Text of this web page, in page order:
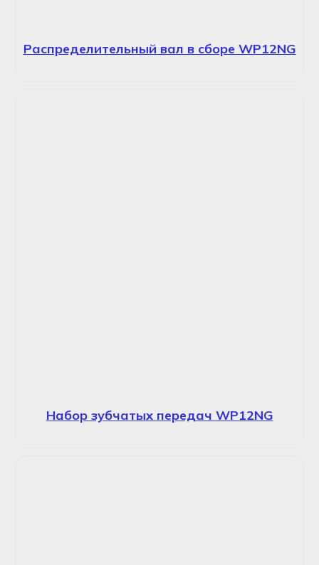
Распределительный вал в сборе WP12NG
Набор зубчатых передач WP12NG